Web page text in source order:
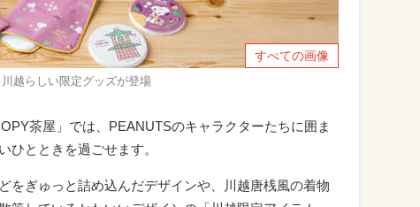
すべての画像
越らしい限定グッズが登場
茶屋」では、PEANUTSのキャラクターたちに囲ま
ひとときを過ごせます。
をぎゅっと詰め込んだデザインや、川越唐桟風の着物